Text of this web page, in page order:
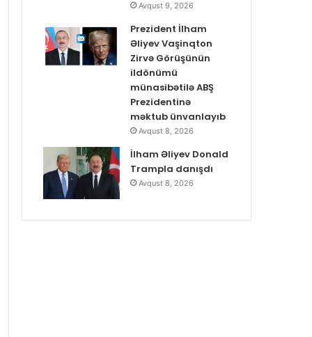
Avqust 9, 2026
Prezident İlham
Əliyev Vaşinqton
Zirvə Görüşünün
ildönümü
münasibətilə ABŞ
Prezidentinə
məktub ünvanlayıb
Avqust 8, 2026
İlham Əliyev Donald
Trampla danışdı
Avqust 8, 2026